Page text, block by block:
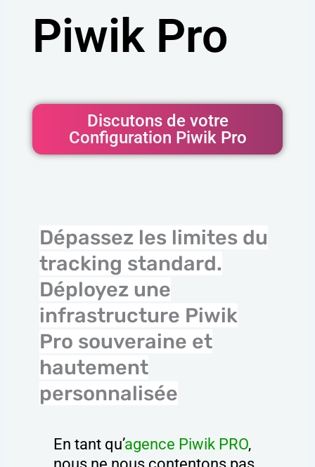
Piwik Pro
Discutons de votre
Configuration Piwik Pro
Dépassez les limites du
tracking standard.
Déployez une
infrastructure Piwik
Pro souveraine et
hautement
personnalisée
En tant qu’agence Piwik PRO,